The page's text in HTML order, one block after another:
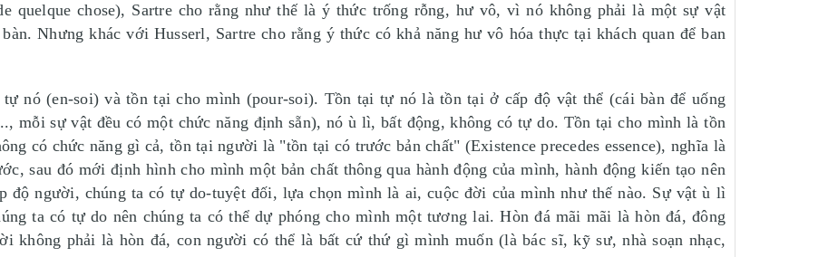
quelque chose), Sartre cho rằng như thế là ý thức trống rỗng, hư vô, vì nó không phải là một sự vật
Nhưng khác với Husserl, Sartre cho rằng ý thức có khả năng hư vô hóa thực tại khách quan để ban
nó (en-soi) và tồn tại cho mình (pour-soi). Tồn tại tự nó là tồn tại ở cấp độ vật thể (cái bàn để uống
mỗi sự vật đều có một chức năng định sẵn), nó ù lì, bất động, không có tự do. Tồn tại cho mình là tồn
có chức năng gì cả, tồn tại người là "tồn tại có trước bản chất" (Existence precedes essence), nghĩa là
sau đó mới định hình cho mình một bản chất thông qua hành động của mình, hành động kiến tạo nên
độ người, chúng ta có tự do-tuyệt đối, lựa chọn mình là ai, cuộc đời của mình như thế nào. Sự vật ù lì
ta có tự do nên chúng ta có thể dự phóng cho mình một tương lai. Hòn đá mãi mãi là hòn đá, đông
không phải là hòn đá, con người có thể là bất cứ thứ gì mình muốn (là bác sĩ, kỹ sư, nhà soạn nhạc,